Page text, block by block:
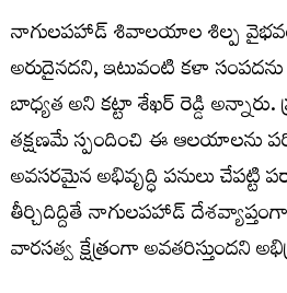
నాగులపహాడ్ శివాలయాల శిల్ప వైభవం
అరుదైనదని, ఇటువంటి కళా సంపదను
బాధ్యత అని కట్టా శేఖర్ రెడ్డి అన్నారు.
తక్షణమే స్పందించి ఈ ఆలయాలను
అవసరమైన అభివృద్ధి పనులు చేపట్టి
తీర్చిదిద్దితే నాగులపహాడ్
వారసత్వ క్షేత్రంగా అవతరిస్తుందని